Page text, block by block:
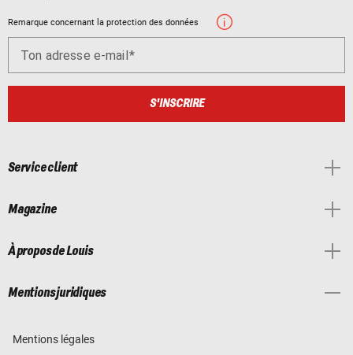
Remarque concernant la protection des données
Ton adresse e-mail
S'INSCRIRE
Service client
Magazine
À propos de Louis
Mentions juridiques
Mentions légales